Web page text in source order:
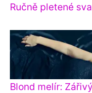
Ručně pletené
Blond melír: